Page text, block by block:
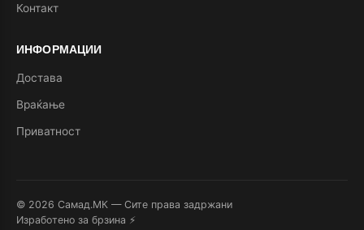
Контакт
ИНФОРМАЦИИ
Достава
Враќање
Приватност
© 2026 Самад.МК — Сите права задржани
Изработено за брзина ⚡